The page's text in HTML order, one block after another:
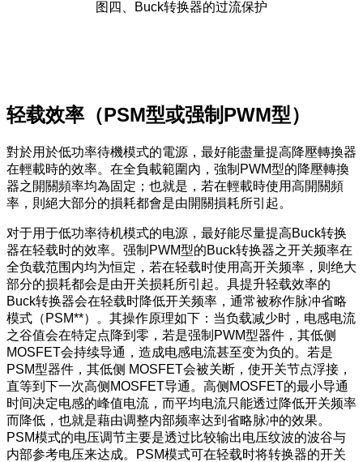
图四、Buck转换器的过流保护
轻载效率（PSM型或强制PWM型）
對於用於低功率待機模式的電源，最好能盡量提高降壓轉換器
在輕載時的效率。在全負載範圍內，強制PWM型的降壓轉換
器之開關頻率均為固定；也就是，若在輕載時使用高開關頻
率，則絕大部分的損耗都會是由開關損耗所引起。
对于用于低功率待机模式的电源，最好能尽量提高Buck转换
器在轻载时的效率。强制PWM型的Buck转换器之开关频率在
全负载范围内均为恒定，若在轻载时使用高开关频率，则绝大
部分的损耗都会是由开关损耗所引起。具提升轻载效率的
Buck转换器会在轻载时降低开关频率，通常被称作脉冲省略
模式（PSM**）。其操作原理如下：当负载减少时，电感电流
之谷值会在特定点降到零，若是强制PWM型器件，其低侧
MOSFET会持续导通，造成电感电流甚至变为负的。若是
PSM型器件，其低侧 MOSFET会被关断，使开关节点浮接，
直等到下一次高侧MOSFET导通。高侧MOSFET的最小导通
时间决定电感的峰值电流，而平均电流只能透过降低开关频率
而降低，也就是藉由调整内部频率达到省略脉冲的效果。
PSM模式的电压调节主要是透过比较输出电压纹波的波谷与
内部参考电压来达成。PSM模式可在轻载时将转换器的开关